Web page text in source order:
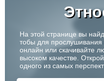
На этой странице вы
тобы для
онлайн или скачивайте
высоком качестве.
одного из самых